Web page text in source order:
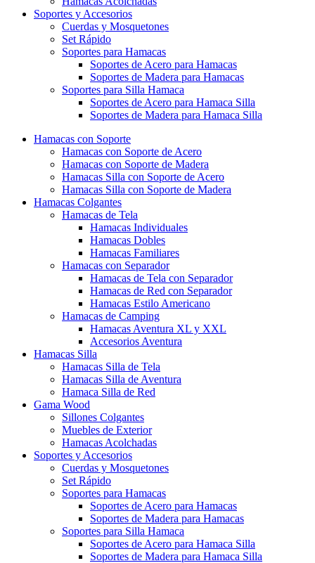
Soportes y Accesorios
Cuerdas y Mosquetones
Set Rápido
Soportes para Hamacas
Soportes de Acero para Hamacas
Soportes de Madera para Hamacas
Soportes para Silla Hamaca
Soportes de Acero para Hamaca Silla
Soportes de Madera para Hamaca Silla
Hamacas con Soporte
Hamacas con Soporte de Acero
Hamacas con Soporte de Madera
Hamacas Silla con Soporte de Acero
Hamacas Silla con Soporte de Madera
Hamacas Colgantes
Hamacas de Tela
Hamacas Individuales
Hamacas Dobles
Hamacas Familiares
Hamacas con Separador
Hamacas de Tela con Separador
Hamacas de Red con Separador
Hamacas Estilo Americano
Hamacas de Camping
Hamacas Aventura XL y XXL
Accesorios Aventura
Hamacas Silla
Hamacas Silla de Tela
Hamacas Silla de Aventura
Hamaca Silla de Red
Gama Wood
Sillones Colgantes
Muebles de Exterior
Hamacas Acolchadas
Soportes y Accesorios
Cuerdas y Mosquetones
Set Rápido
Soportes para Hamacas
Soportes de Acero para Hamacas
Soportes de Madera para Hamacas
Soportes para Silla Hamaca
Soportes de Acero para Hamaca Silla
Soportes de Madera para Hamaca Silla